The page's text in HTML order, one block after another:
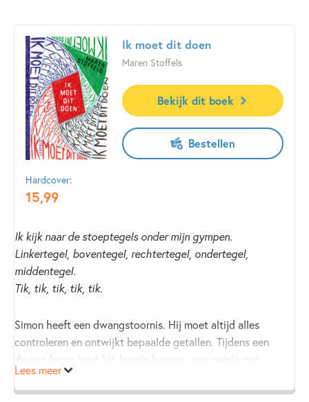
je voor jezelf of offer je jezelf op?
Vijf jaar na het succesvolle
Stoffels metEscape Room 2.0
, over vier tieners in een
levensgevaarlijke escaperoom en een game master met
duistere motieven.
Hardcover:
15,99
Ik moet dit doen
Maren Stoffels
Bekijk dit boek
Bestellen
Ik kijk naar de stoeptegels onder mijn gympen.
Linkertegel, boventegel, rechtertegel, ondertegel,
middentegel.
Tik, tik, tik, tik, tik.
Simon heeft een dwangstoornis. Hij moet altijd alles
controleren en ontwijkt bepaalde getallen. Tijdens een
dwang-kamp leert hij Jasmin kennen, een meisje met
extreme smetvrees. Als Jasmin wegloopt, is Simon de enige
die haar kan vinden. Alleen moet hij daarvoor wel eerst zijn
Lees meer